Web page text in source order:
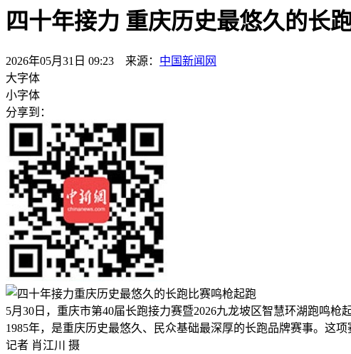
四十年接力 重庆历史最悠久的长
2026年05月31日 09:23 来源： 中国新闻网
大字体
小字体
分享到：
5月30日，重庆市第40届长跑接力赛暨2026九龙坡区智慧环湖跑鸣
1985年，是重庆历史最悠久、民众基础最深厚的长跑品牌赛事。这
记者 肖江川 摄